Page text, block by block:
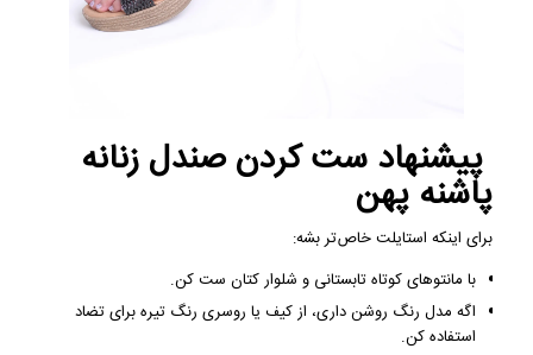
پیشنهاد ست کردن صندل زنانه
پاشنه پهن
برای اینکه استایلت خاص‌تر بشه:
با مانتوهای کوتاه تابستانی و شلوار کتان ست کن.
اگه مدل رنگ روشن داری، از کیف یا روسری رنگ تیره برای تضاد
استفاده کن.